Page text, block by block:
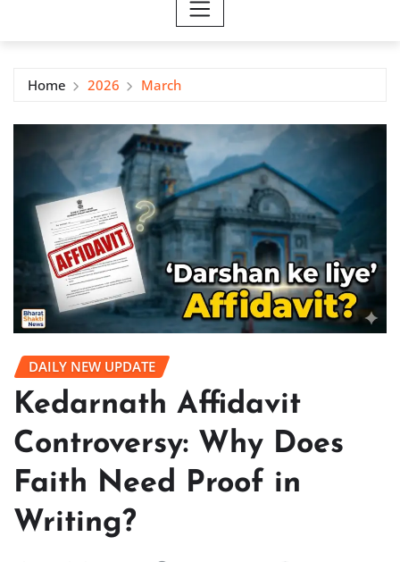
Home 2026 March
DAILY NEW UPDATE
Kedarnath Affidavit
Controversy: Why Does
Faith Need Proof in
Writing?